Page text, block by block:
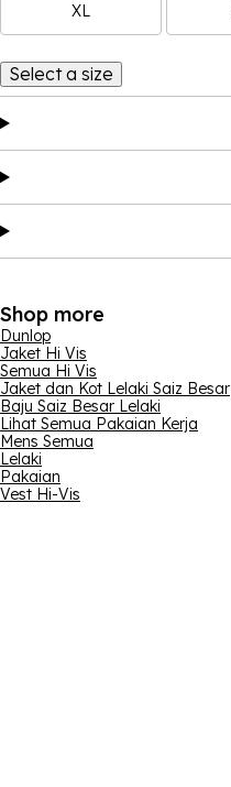
XL
Select a size
Shop more
Dunlop
Jaket Hi Vis
Semua Hi Vis
Jaket dan Kot Lelaki Saiz Besar
Baju Saiz Besar Lelaki
Lihat Semua Pakaian Kerja
Mens Semua
Lelaki
Pakaian
Vest Hi-Vis